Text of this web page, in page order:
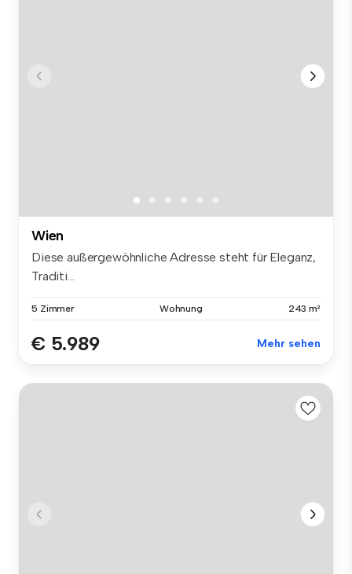
Wien
Diese außergewöhnliche Adresse steht für Eleganz,
Traditi...
5 Zimmer Wohnung 243 m²
€ 5.989 Mehr sehen